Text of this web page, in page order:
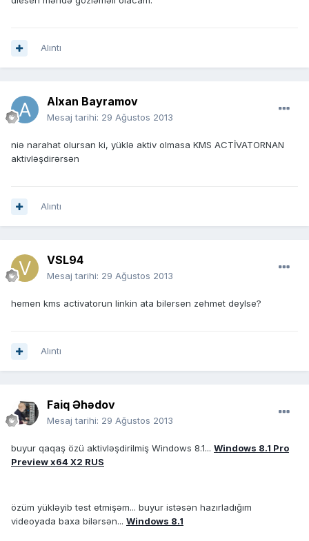
Alıntı
Alxan Bayramov
Mesaj tarihi: 29 Ağustos 2013
niə narahat olursan ki, yüklə aktiv olmasa KMS ACTİVATORNAN
aktivləşdirərsən
Alıntı
VSL94
Mesaj tarihi: 29 Ağustos 2013
hemen kms activatorun linkin ata bilersen zehmet deylse?
Alıntı
Faiq Əhədov
Mesaj tarihi: 29 Ağustos 2013
buyur qaqaş özü aktivləşdirilmiş Windows 8.1... Windows 8.1 Pro
Preview x64 X2 RUS
özüm yükləyib test etmişəm... buyur istəsən hazırladığım
videoyada baxa bilərsən... Windows 8.1